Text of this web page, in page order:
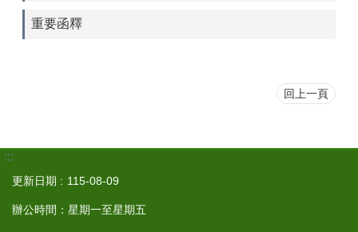
重要函釋
回上一頁
:::
更新日期 115-08-09
辦公時間：星期一至星期五